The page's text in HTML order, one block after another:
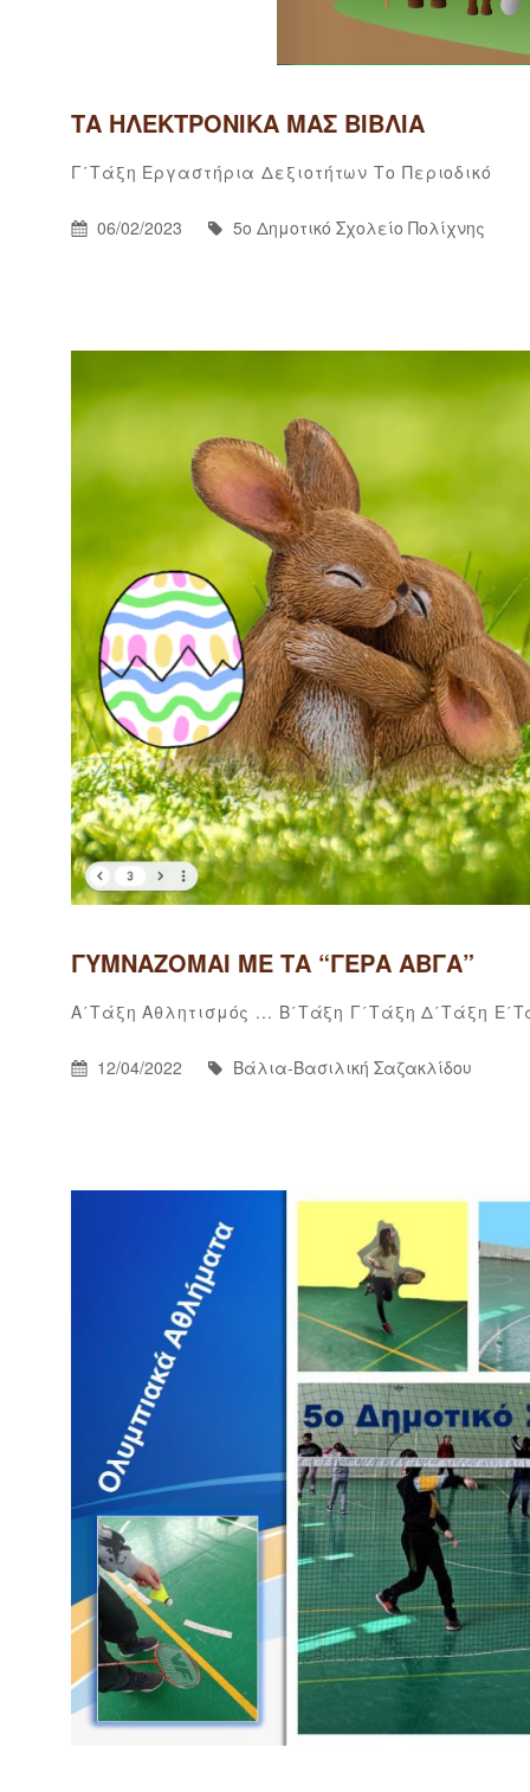
ΤΑ ΗΛΕΚΤΡΟΝΙΚΆ ΜΑΣ ΒΙΒΛΊΑ
Categories
Γ΄τάξη Εργαστήρια Δεξιοτήτων Το Περιοδικό
Posted
06/02/2023 By
5ο Δημοτικό Σχολείο Πολίχνης
ΓΥΜΝΆΖΟΜΑΙ ΜΕ ΤΑ “ΓΕΡΆ ΑΒΓΆ”
Categories
Α΄τάξη Αθλητισμός ... Β΄τάξη Γ΄τάξη Δ΄τάξη
Posted
12/04/2022 By
Βάλια-Βασιλική Σαζακλίδου